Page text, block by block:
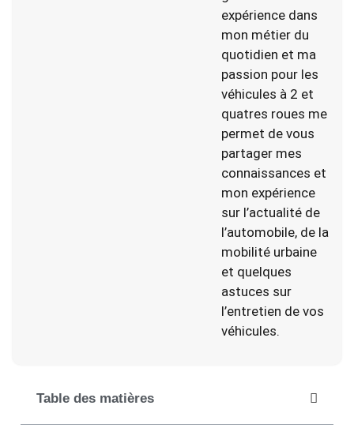
expérience dans
mon métier du
quotidien et ma
passion pour les
véhicules à 2 et
quatres roues me
permet de vous
partager mes
connaissances et
mon expérience
sur l’actualité de
l’automobile, de la
mobilité urbaine
et quelques
astuces sur
l’entretien de vos
véhicules.
Table des matières